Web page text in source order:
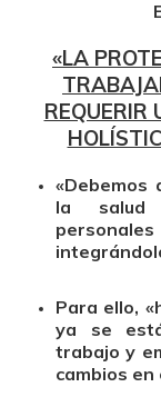
«LA
REQUERIR
«Debemos
la salud
Para ello,
ya se
trabajo y
cambios en